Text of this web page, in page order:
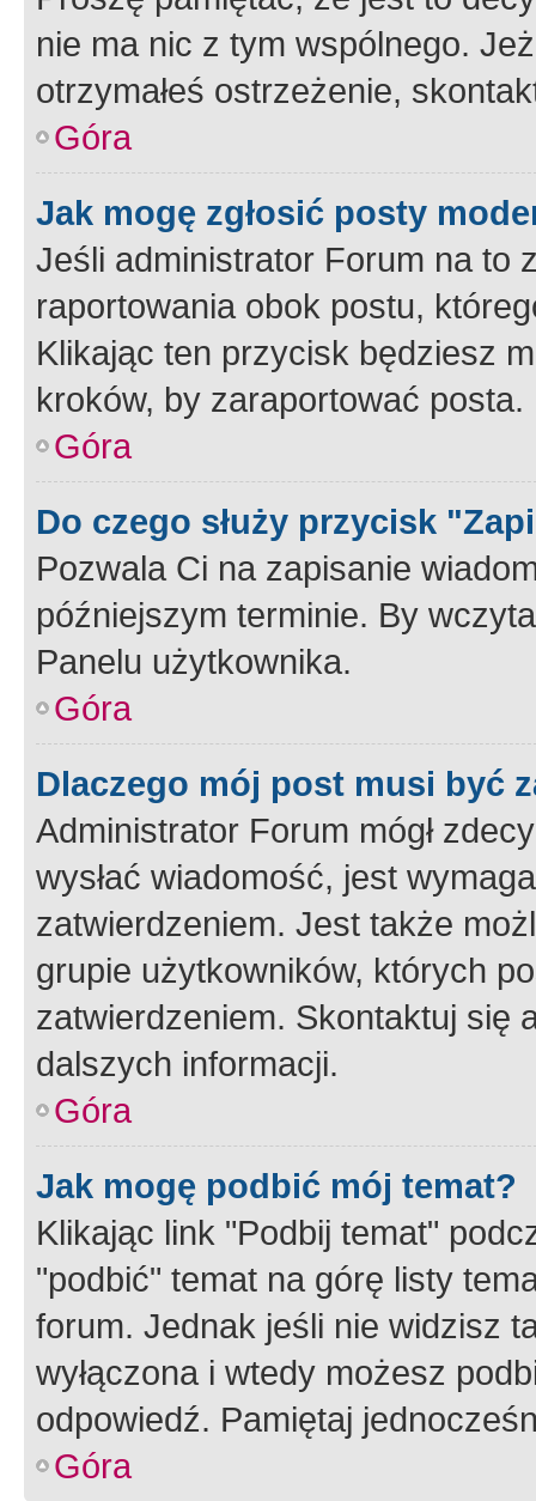
nie ma nic z tym wspólnego.
otrzymałeś ostrzeżenie,
Góra
Jak mogę zgłosić posty
Jeśli administrator Forum na to
raportowania obok postu,
Klikając ten przycisk będziesz
kroków, by zaraportować posta.
Góra
Do czego służy przycisk
Pozwala Ci na zapisanie
późniejszym terminie. By
Panelu użytkownika.
Góra
Dlaczego mój post musi być
Administrator Forum mógł
wysłać wiadomość, jest
zatwierdzeniem. Jest także
grupie użytkowników, których
zatwierdzeniem. Skontaktuj się
dalszych informacji.
Góra
Jak mogę podbić mój temat?
Klikając link "Podbij temat"
"podbić" temat na górę listy
forum. Jednak jeśli nie widzisz
wyłączona i wtedy możesz
odpowiedź. Pamiętaj
Góra